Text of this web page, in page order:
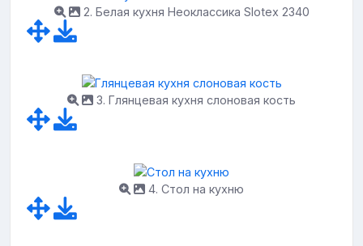
2. Белая кухня Неоклассика Slotex 2340
3. Глянцевая кухня слоновая кость
4. Стол на кухню